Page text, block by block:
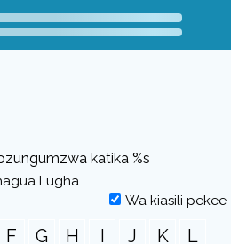
katika %s
Lugha
Wa kiasili pekee
F G H I J K
L